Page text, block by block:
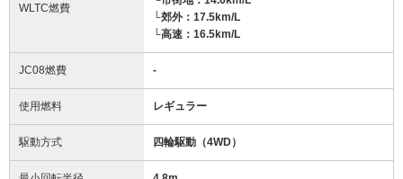
WLTC燃費
└郊外：17.5km/L
└高速：16.5km/L
JC08燃費 -
使用燃料 レギュラー
駆動方式 四輪駆動（4WD）